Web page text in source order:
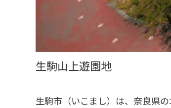
生駒山上遊園地
生駒市（いこまし）は、奈良県